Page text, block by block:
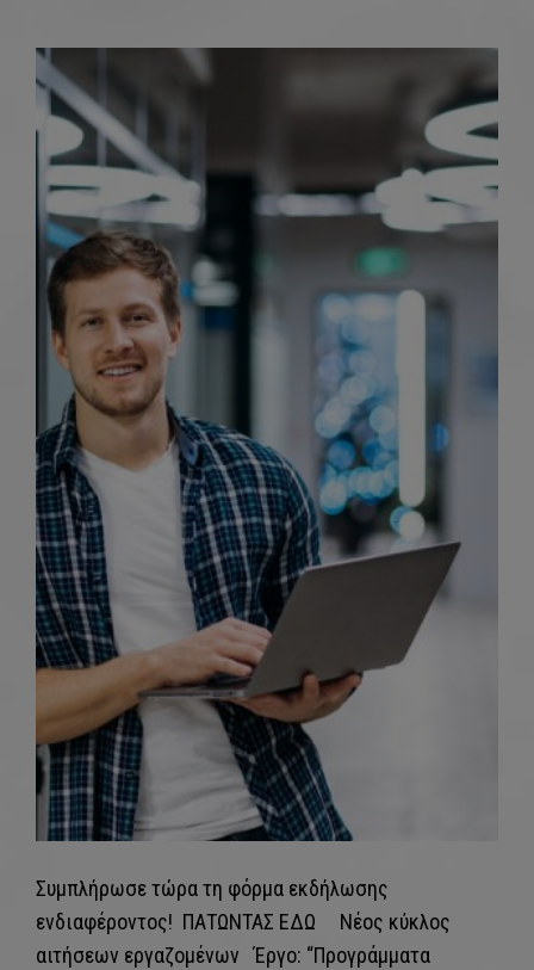
Συμπλήρωσε τώρα τη φόρμα εκδήλωσης
ενδιαφέροντος! ΠΑΤΩΝΤΑΣ ΕΔΩ Νέος κύκλος
αιτήσεων εργαζομένων Έργο: “Προγράμματα